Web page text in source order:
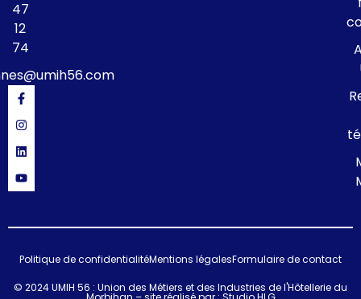
47
12
74
© 2024 UMIH 56 : Union des Métiers et des Industries de l'Hôtellerie du
Politique de confidentialitéMentions légalesFormulaire de contact